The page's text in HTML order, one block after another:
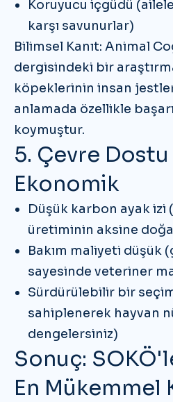
Koruyucu içgüdü
karşı savunurlar)
Bilimsel Kanıt: Animal
dergisindeki bir
köpeklerinin insan
anlamada özellikle
koymuştur.
5. Çevre Dostu
Ekonomik
Düşük karbon ayak izi
üretiminin aksine
Bakım maliyeti düşük
sayesinde veteriner
Sürdürülebilir bir
sahiplenerek hayvan
dengelersiniz)
Sonuç:
En Mükemmel